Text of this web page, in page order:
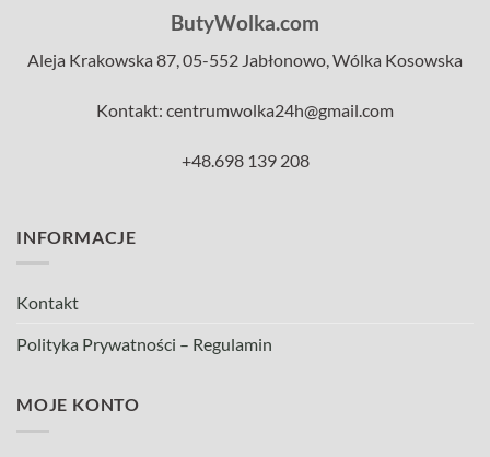
ButyWolka.com
Aleja Krakowska 87, 05-552 Jabłonowo, Wólka Kosowska
Kontakt: centrumwolka24h@gmail.com
+48.698 139 208
INFORMACJE
Kontakt
Polityka Prywatności – Regulamin
MOJE KONTO